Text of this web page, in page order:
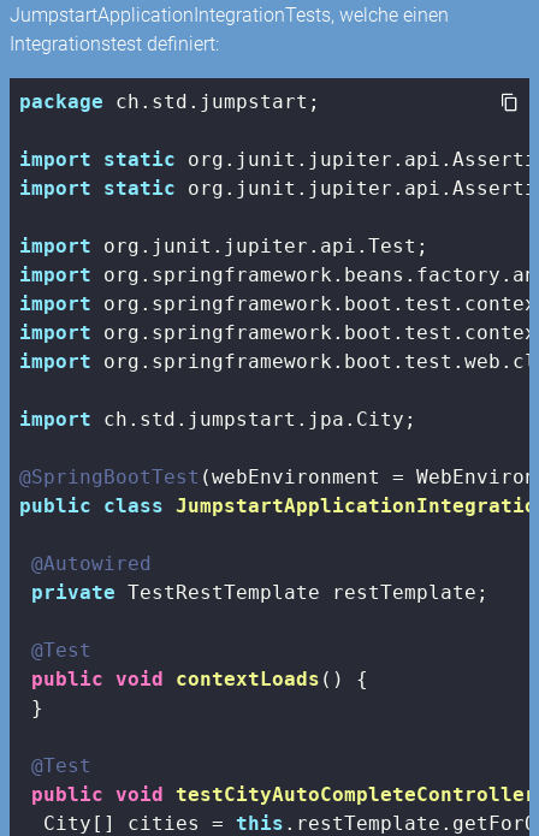
JumpstartApplicationIntegrationTests, welche einen
Integrationstest definiert:
package ch.std.jumpstart;
import
static
import
static
import
import
import
import
import
import ch.std.jumpstart.jpa.City;
@SpringBootTest
public
class
@Autowired
private TestRestTemplate restTemplate;
@Test
public void contextLoads ()
{
}
@Test
public void testCityAutoCompleteController
  City[] cities =
this